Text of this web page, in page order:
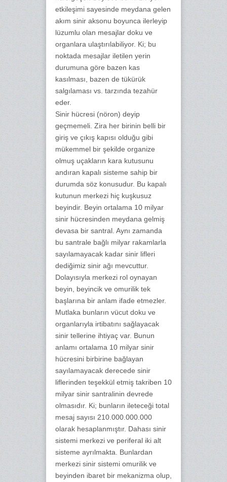
etkileşimi sayesinde meydana gelen
akım sinir aksonu boyunca ilerleyip
lüzumlu olan mesajlar doku ve
organlara ulaştırılabiliyor. Ki; bu
noktada mesajlar iletilen yerin
durumuna göre bazen kas
kasılması, bazen de tükürük
salgılaması vs. tarzında tezahür
eder.
Sinir hücresi (nöron) deyip
geçmemeli. Zira her birinin belli bir
giriş ve çıkış kapısı olduğu gibi
mükemmel bir şekilde organize
olmuş uçakların kara kutusunu
andıran kapalı sisteme sahip bir
durumda söz konusudur. Bu kapalı
kutunun merkezi hiç kuşkusuz
beyindir. Beyin ortalama 10 milyar
sinir hücresinden meydana gelmiş
devasa bir santral. Aynı zamanda
bu santrale bağlı milyar rakamlarla
sayılamayacak kadar sinir lifleri
dediğimiz sinir ağı mevcuttur.
Dolayısıyla merkezi rol oynayan
beyin, beyincik ve omurilik tek
başlarına bir anlam ifade etmezler.
Mutlaka bunların vücut doku ve
organlarıyla irtibatını sağlayacak
sinir tellerine ihtiyaç var. Bunun
anlamı ortalama 10 milyar sinir
hücresini birbirine bağlayan
sayılamayacak derecede sinir
liflerinden teşekkül etmiş takriben 10
milyar sinir santralinin devrede
olmasıdır. Ki; bunların ileteceği total
mesaj sayısı 210.000.000.000
olarak hesaplanmıştır. Dahası sinir
sistemi merkezi ve periferal iki alt
sisteme ayrılmakta. Bunlardan
merkezi sinir sistemi omurilik ve
beyinden ibaret bir mekanizma olup,